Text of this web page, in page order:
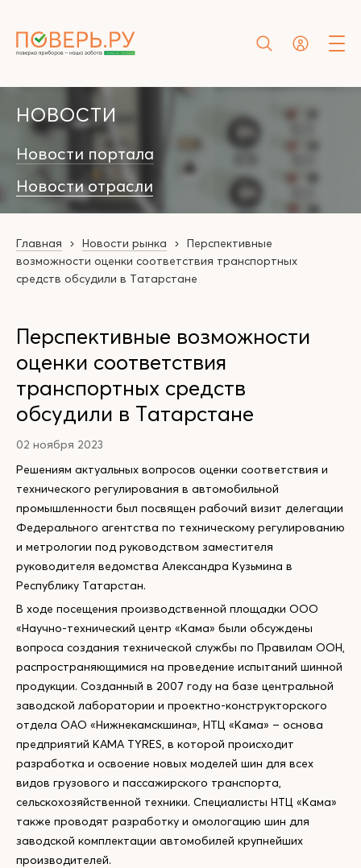
НОВОСТИ
Новости портала
Новости отрасли
Главная Новости рынка
Перспективные
возможности оценки соответствия транспортных
средств обсудили в Татарстане
Перспективные возможности
оценки соответствия
транспортных средств
обсудили в Татарстане
02 ноября 2023
Решениям актуальных вопросов оценки соответствия и
технического регулирования в автомобильной
промышленности был посвящен рабочий визит делегации
Федерального агентства по техническому регулированию
и метрологии под руководством заместителя
руководителя ведомства Александра Кузьмина в
Республику Татарстан.
В ходе посещения производственной площадки ООО
«Научно-технический центр «Кама» были обсуждены
вопроса создания технической службы по Правилам ООН,
распространяющимися на проведение испытаний шинной
продукции. Созданный в 2007 году на базе центральной
заводской лаборатории и проектно-конструкторского
отдела ОАО «Нижнекамскшина», НТЦ «Кама» – основа
предприятий КАМА TYRES, в которой происходит
разработка и освоение новых моделей шин для всех
видов грузового и пассажирского транспорта,
сельскохозяйственной техники. Специалисты НТЦ «Кама»
также проводят разработку и омологацию шин для
заводской комплектации автомобилей крупнейших
производителей.